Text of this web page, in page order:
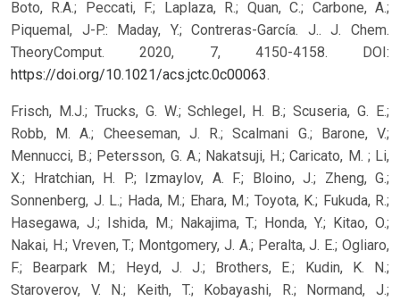
Boto, R.A.; Peccati, F.; Laplaza, R.; Quan, C.; Carbone, A.;
Piquemal, J-P.: Maday, Y.; Contreras-García. J.. J. Chem.
TheoryComput. 2020, 7, 4150-4158. DOI:
https://doi.org/10.1021/acs.jctc.0c00063.
Frisch, M.J.; Trucks, G. W.; Schlegel, H. B.; Scuseria, G. E.;
Robb, M. A.; Cheeseman, J. R.; Scalmani G.; Barone, V.;
Mennucci, B.; Petersson, G. A.; Nakatsuji, H.; Caricato, M. ; Li,
X.; Hratchian, H. P.; Izmaylov, A. F.; Bloino, J.; Zheng, G.;
Sonnenberg, J. L.; Hada, M.; Ehara, M.; Toyota, K.; Fukuda, R.;
Hasegawa, J.; Ishida, M.; Nakajima, T.; Honda, Y.; Kitao, O.;
Nakai, H.; Vreven, T.; Montgomery, J. A.; Peralta, J. E.; Ogliaro,
F.; Bearpark M.; Heyd, J. J.; Brothers, E.; Kudin, K. N.;
Staroverov, V. N.; Keith, T.; Kobayashi, R.; Normand, J.;